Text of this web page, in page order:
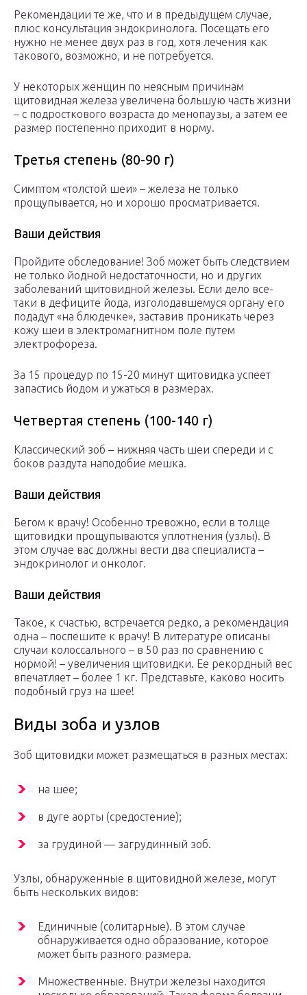
Рекомендации те же, что и в предыдущем случае,
плюс консультация эндокринолога. Посещать его
нужно не менее двух раз в год, хотя лечения как
такового, возможно, и не потребуется.
У некоторых женщин по неясным причинам
щитовидная железа увеличена большую часть жизни
– с подросткового возраста до менопаузы, а затем ее
размер постепенно приходит в норму.
Третья степень (80-90 г)
Симптом «толстой шеи» – железа не только
прощупывается, но и хорошо просматривается.
Ваши действия
Пройдите обследование! Зоб может быть следствием
не только йодной недостаточности, но и других
заболеваний щитовидной железы. Если дело все-
таки в дефиците йода, изголодавшемуся органу его
подадут «на блюдечке», заставив проникать через
кожу шеи в электромагнитном поле путем
электрофореза.
За 15 процедур по 15-20 минут щитовидка успеет
запастись йодом и ужаться в размерах.
Четвертая степень (100-140 г)
Классический зоб – нижняя часть шеи спереди и с
боков раздута наподобие мешка.
Ваши действия
Бегом к врачу! Особенно тревожно, если в толще
щитовидки прощупываются уплотнения (узлы). В
этом случае вас должны вести два специалиста –
эндокринолог и онколог.
Ваши действия
Такое, к счастью, встречается редко, а рекомендация
одна – поспешите к врачу! В литературе описаны
случаи колоссального – в 50 раз по сравнению с
нормой! – увеличения щитовидки. Ее рекордный вес
впечатляет – более 1 кг. Представьте, каково носить
подобный груз на шее!
Виды зоба и узлов
Зоб щитовидки может размещаться в разных местах:
на шее;
в дуге аорты (средостение);
за грудиной — загрудинный зоб.
Узлы, обнаруженные в щитовидной железе, могут
быть нескольких видов:
Единичные (солитарные). В этом случае
обнаруживается одно образование, которое
может быть разного размера.
Множественные. Внутри железы находится